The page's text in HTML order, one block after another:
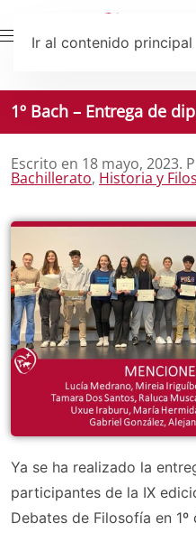
Ir al contenido principal
1º Bach – Entrega de
Escrito en 18 mayo, 2023.
Bachillerato, Historia y
Ya se ha realizado la
participantes de la IX
Debates de Filosofía en